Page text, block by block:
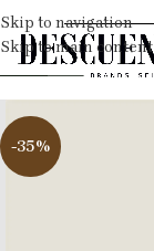
Skip to navigation
Skip to main content
-35%